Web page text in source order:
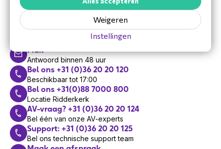
Hulp nodig?
Vandaag zijn we bereikbaar van 8:30 tot 17:00
Mail
Antwoord binnen 48 uur
Bel ons +31 (0)36 20 20 120
Beschikbaar tot 17:00
Bel ons +31(0)88 7000 800
Locatie Ridderkerk
AV-vraag? +31 (0)36 20 20 124
Bel één van onze AV-experts
Support: +31 (0)36 20 20 125
Bel ons technische support team
Instellingen
Weigeren